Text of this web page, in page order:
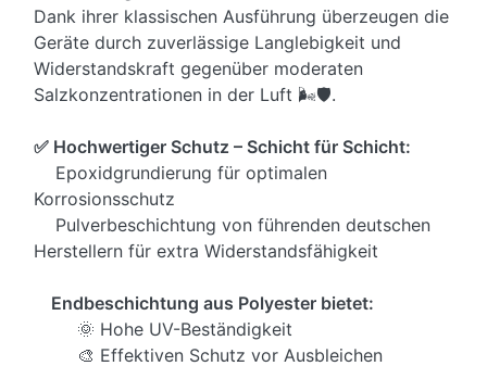
Dank ihrer klassischen Ausführung überzeugen die
Geräte durch zuverlässige Langlebigkeit und
Widerstandskraft gegenüber moderaten
Salzkonzentrationen in der Luft 🌬️🛡️.
✅ Hochwertiger Schutz – Schicht für Schicht:
Epoxidgrundierung für optimalen
Korrosionsschutz
Pulverbeschichtung von führenden deutschen
Herstellern für extra Widerstandsfähigkeit
Endbeschichtung aus Polyester bietet:
🌞 Hohe UV-Beständigkeit
🎨 Effektiven Schutz vor Ausbleichen